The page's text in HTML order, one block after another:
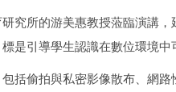
究所的游美惠教授蒞臨演講
是引導學生認識在數位環境
括偷拍與私密影像散布、網